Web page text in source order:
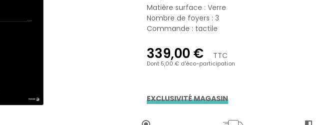
Matière surface : Verre
Nombre de foyers : 3
Commande : tactile
339,00 € TTC
Dont 5,00 € d'éco-participation
EXCLUSIVITÉ MAGASIN